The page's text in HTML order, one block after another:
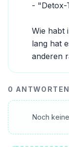
- "Detox-
Wie habt
lang hat
anderen
0 ANTWORTEN
Noch